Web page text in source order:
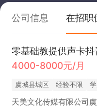
公司信息 在招职
零基础教提供声卡
4000-8000元/月
虞城县城区 经验不限
天美文化传媒有限公司